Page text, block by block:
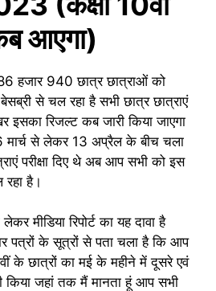
आएगा)
हजार 940 छात्र छात्राओं को
से चल रहा है सभी छात्र छात्राएं
इसका रिजल्ट कब जारी किया जाएगा
मार्च से लेकर 13 अप्रैल के बीच चला
परीक्षा दिए थे अब आप सभी को इस
है।
मीडिया रिपोर्ट का यह दावा है
पत्रों के सूत्रों से पता चला है कि आप
के छात्रों का मई के महीने में दूसरे एवं
किया जहां तक मैं मानता हूं आप सभी